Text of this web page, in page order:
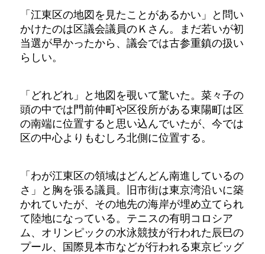
「江東区の地図を見たことがあるかい」と問い
かけたのは区議会議員のＫさん。まだ若いが初
当選が早かったから、議会では古参重鎮の扱い
らしい。
「どれどれ」と地図を覗いて驚いた。菜々子の
頭の中では門前仲町や区役所がある東陽町は区
の南端に位置すると思い込んでいたが、今では
区の中心よりもむしろ北側に位置する。
「わが江東区の領域はどんどん南進しているの
さ」と胸を張る議員。旧市街は東京湾沿いに築
かれていたが、その地先の海岸が埋め立てられ
て陸地になっている。テニスの有明コロシア
ム、オリンピックの水泳競技が行われた辰巳の
プール、国際見本市などが行われる東京ビッグ